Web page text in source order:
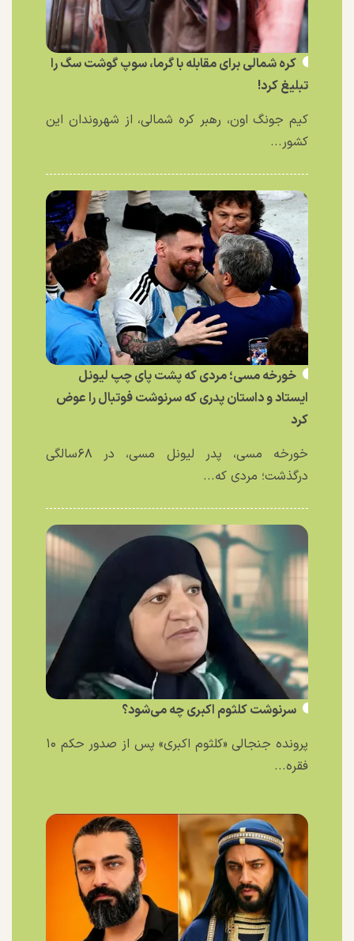
کره شمالی برای مقابله با گرما، سوپ گوشت سگ را
تبلیغ کرد!
کیم جونگ اون، رهبر کره شمالی، از شهروندان این
کشور...
خورخه مسی؛ مردی که پشت پای چپ لیونل
ایستاد و داستان پدری که سرنوشت فوتبال را عوض
کرد
خورخه مسی، پدر لیونل مسی، در ۶۸سالگی
درگذشت؛ مردی که...
سرنوشت کلثوم اکبری چه می‌شود؟
پرونده جنجالی «کلثوم اکبری» پس از صدور حکم ۱۰
فقره...